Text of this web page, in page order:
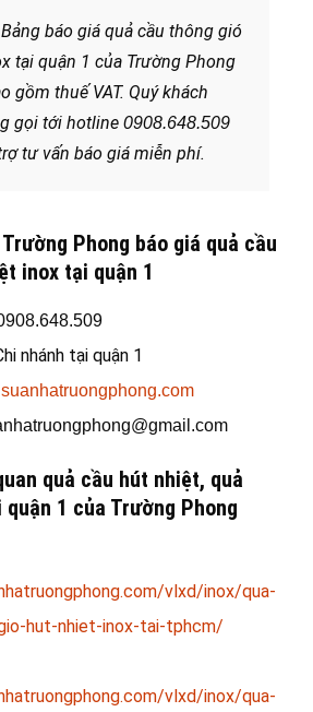
Bảng báo giá quả cầu thông gió
tại quận 1 của Trường Phong
gồm thuế VAT. Quý khách
gọi tới hotline 0908.648.509
tư vấn báo giá miễn phí.
Phong báo giá quả cầu
inox tại quận 1
nhánh tại quận 1
suanhatruongphong.com
quả cầu hút nhiệt, quả
1 của Trường Phong
vlxd/inox/qua-
hut-nhiet-inox-tai-tphcm/
vlxd/inox/qua-